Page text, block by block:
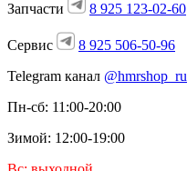
Запчасти 8 925 123-02-60
Сервис
8 925 506-50-96
Telegram канал @hmrshop_ru
Пн-сб: 11:00-20:00
Зимой: 12:00-19:00